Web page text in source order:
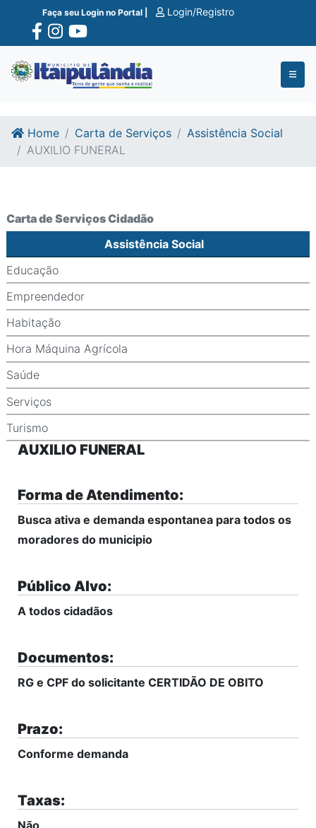
Ir para o conte�do
Ir para o fim do conte�do
Faça seu Login no Portal | Login/Registro
Home Carta de Serviços
Assistência Social
AUXILIO FUNERAL
Carta de Serviços Cidadão
Assistência Social
Educação
Empreendedor
Habitação
Hora Máquina Agrícola
Saúde
Serviços
Turismo
AUXILIO FUNERAL
Forma de Atendimento:
Busca ativa e demanda espontanea para todos os
moradores do municipio
Público Alvo:
A todos cidadãos
Documentos:
RG e CPF do solicitante CERTIDÃO DE OBITO
Prazo:
Conforme demanda
Taxas: